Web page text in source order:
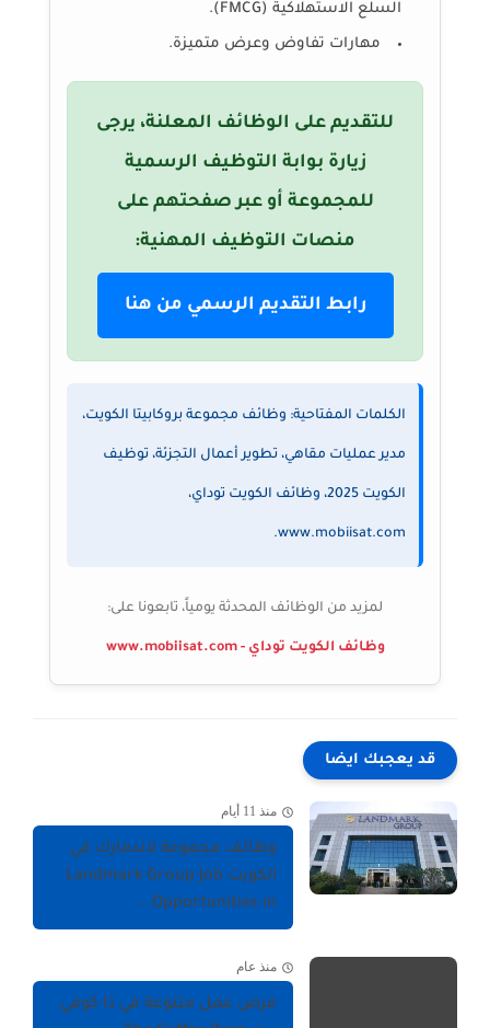
السلع الاستهلاكية (FMCG).
مهارات تفاوض وعرض متميزة.
للتقديم على الوظائف المعلنة، يرجى
زيارة بوابة التوظيف الرسمية
للمجموعة أو عبر صفحتهم على
منصات التوظيف المهنية:
رابط التقديم الرسمي من هنا
الكلمات المفتاحية: وظائف مجموعة بروكابيتا الكويت،
مدير عمليات مقاهي، تطوير أعمال التجزئة، توظيف
الكويت 2025، وظائف الكويت توداي،
www.mobiisat.com.
لمزيد من الوظائف المحدثة يومياً، تابعونا على:
وظائف الكويت توداي - www.mobiisat.com
قد يعجبك ايضا
منذ 11 أيام
وظائف مجموعة لاندمارك في
الكويت Landmark Group Job
Opportunities in...
منذ عام
فرص عمل متنوعة في ذا كوفي